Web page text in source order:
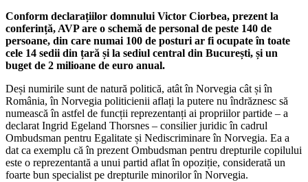
Conform declarațiilor domnului Victor Ciorbea, prezent la
conferință, AVP are o schemă de personal de peste 140 de
persoane, din care numai 100 de posturi ar fi ocupate în toate
cele 14 sedii din țară și la sediul central din București, și un
buget de 2 milioane de euro anual.
Deși numirile sunt de natură politică, atât în Norvegia cât și în
România, în Norvegia politicienii aflați la putere nu îndrăznesc să
numească în astfel de funcții reprezentanți ai propriilor partide – a
declarat Ingrid Egeland Thorsnes – consilier juridic în cadrul
Ombudsman pentru Egalitate și Nediscriminare în Norvegia. Ea a
dat ca exemplu că în prezent Ombudsman pentru drepturile copilului
este o reprezentantă a unui partid aflat în opoziție, considerată un
foarte bun specialist pe drepturile minorilor în Norvegia.